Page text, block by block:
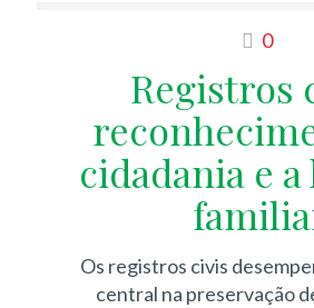
0
Registros
cidadania e
Os registros civis
central na preservação